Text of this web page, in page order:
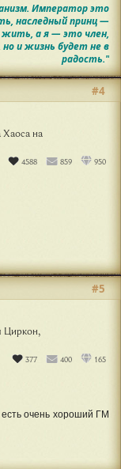
Император это
наследный принц —
а я — это член,
и жизнь будет не в
радость."
Хаоса на
4588 859 950
#4
Циркон,
377 400 165
#5
очень хороший ГМ